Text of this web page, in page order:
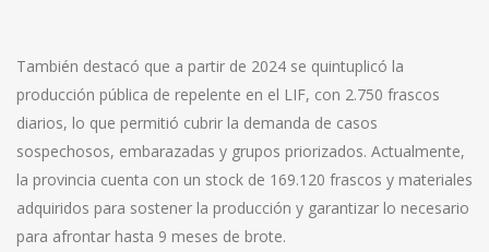
También destacó que a partir de 2024 se quintuplicó la
producción pública de repelente en el LIF, con 2.750 frascos
diarios, lo que permitió cubrir la demanda de casos
sospechosos, embarazadas y grupos priorizados. Actualmente,
la provincia cuenta con un stock de 169.120 frascos y materiales
adquiridos para sostener la producción y garantizar lo necesario
para afrontar hasta 9 meses de brote.